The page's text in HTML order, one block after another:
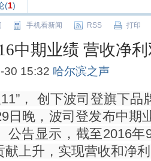
(1)
手机看新闻 RSS 打印
中期业绩 营收净
30 15:32 哈尔滨之声
， 创下波司登旗下品
日晚，波司登发布中期
公告显示，截至2016年
献上升，实现营收和净